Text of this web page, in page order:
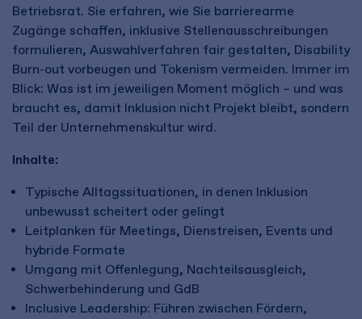
Betriebsrat. Sie erfahren, wie Sie barrierearme
Zugänge schaffen, inklusive Stellenausschreibungen
formulieren, Auswahlverfahren fair gestalten, Disability
Burn-out vorbeugen und Tokenism vermeiden. Immer im
Blick: Was ist im jeweiligen Moment möglich – und was
braucht es, damit Inklusion nicht Projekt bleibt, sondern
Teil der Unternehmenskultur wird.
Inhalte:
Typische Alltagssituationen, in denen Inklusion
unbewusst scheitert oder gelingt
Leitplanken für Meetings, Dienstreisen, Events und
hybride Formate
Umgang mit Offenlegung, Nachteilsausgleich,
Schwerbehinderung und GdB
Inclusive Leadership: Führen zwischen Fördern,